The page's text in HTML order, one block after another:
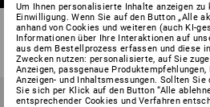
ab
(m.
Um Ihnen personalisierte Inhalte anzeigen zu
Einwilligung. Wenn Sie auf den Button „Alle
anhand von Cookies und weiteren (auch KI-
Informationen über Ihre Interaktionen auf
aus dem Bestellprozess erfassen und diese
Zwecken nutzen: personalisierte, auf Sie
Anzeigen, passgenaue
Anzeigen- und Inhaltsmessungen. Sollten
Sie sich per Klick auf den Button “Alle
entsprechender Cookies und Verfahren